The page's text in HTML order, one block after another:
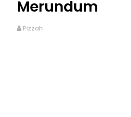
Merundum
Pizzah